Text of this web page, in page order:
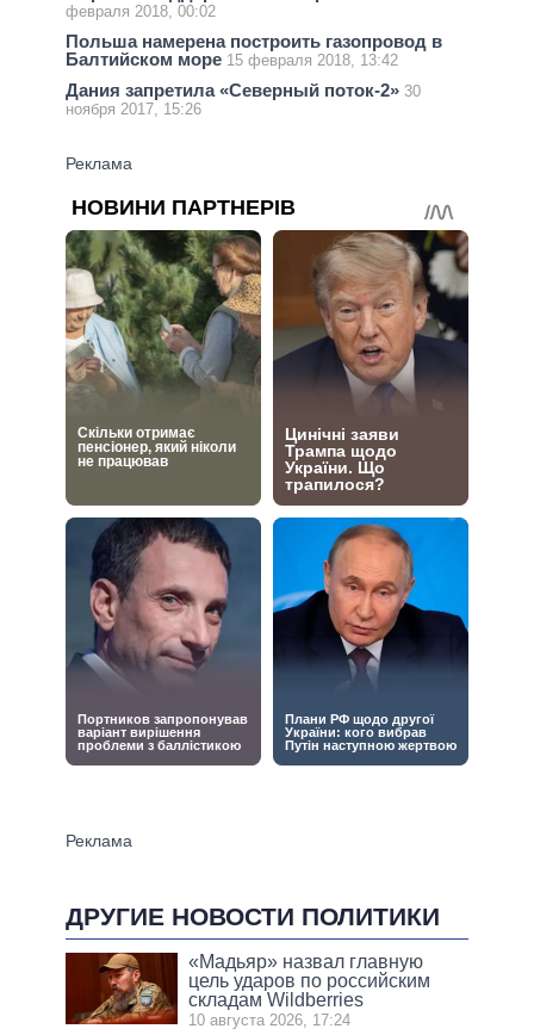
февраля 2018, 00:02
Польша намерена построить газопровод в
Балтийском море 15 февраля 2018, 13:42
Дания запретила «Северный поток-2» 30
ноября 2017, 15:26
ДРУГИЕ НОВОСТИ ПОЛИТИКИ
«Мадьяр» назвал главную
цель ударов по российским
складам Wildberries
10 августа 2026, 17:24